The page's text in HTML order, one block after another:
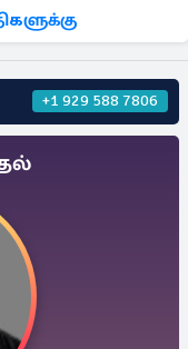
+1 929 588 7806